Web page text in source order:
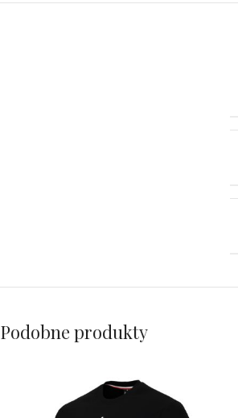
Podobne produkty